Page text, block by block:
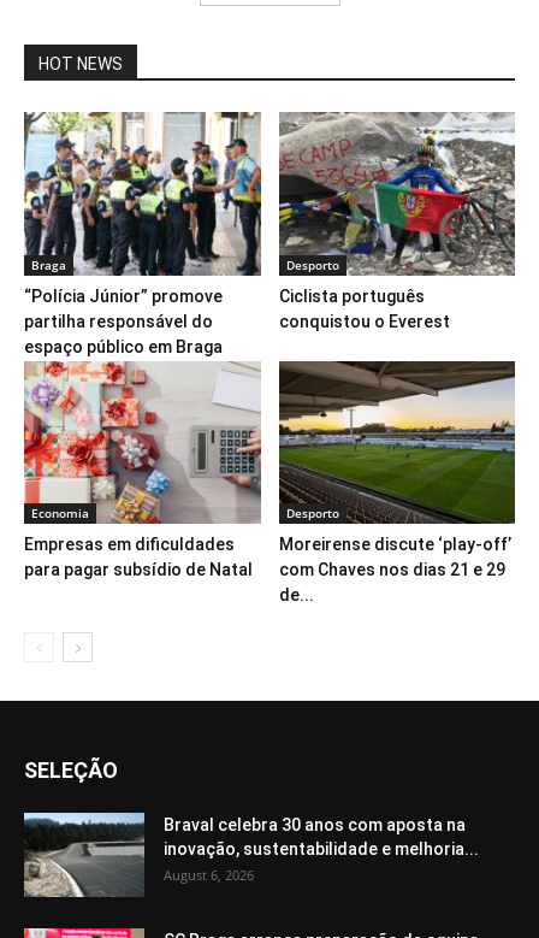
HOT NEWS
Braga
“Polícia Júnior” promove
partilha responsável do
espaço público em Braga
Desporto
Ciclista português
conquistou o Everest
Economia
Empresas em dificuldades
para pagar subsídio de Natal
Desporto
Moreirense discute ‘play-off’
com Chaves nos dias 21 e 29
de...
SELEÇÃO
Braval celebra 30 anos com aposta na
inovação, sustentabilidade e melhoria...
August 6, 2026